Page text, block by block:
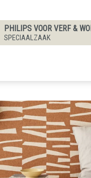
PHILIPS VOOR VERF &
SPECIAALZAAK